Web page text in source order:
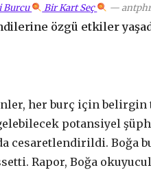
Burcu Bir Kart Seç —
özgü etkiler
her burç için belirgin
potansiyel
cesaretlendirildi. Boğa
Rapor, Boğa